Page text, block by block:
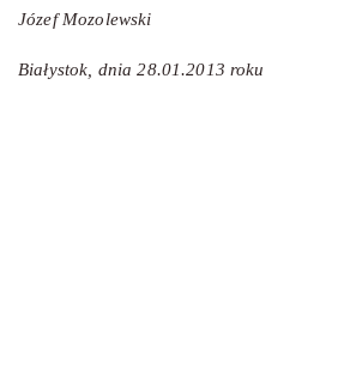
Józef Mozolewski
Białystok, dnia 28.01.2013 roku